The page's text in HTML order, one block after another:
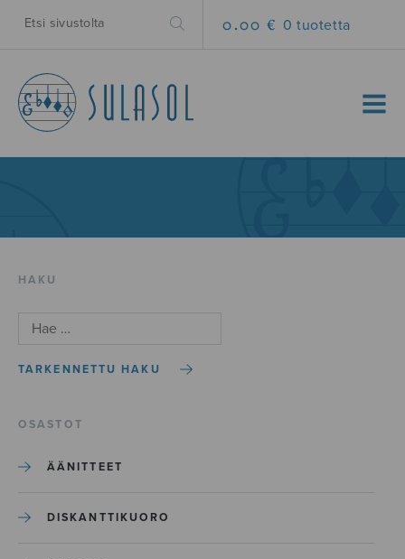
0.00 € 0 tuotetta
MENU
HAKU
TARKENNETTU HAKU
OSASTOT
ÄÄNITTEET
DISKANTTIKUORO